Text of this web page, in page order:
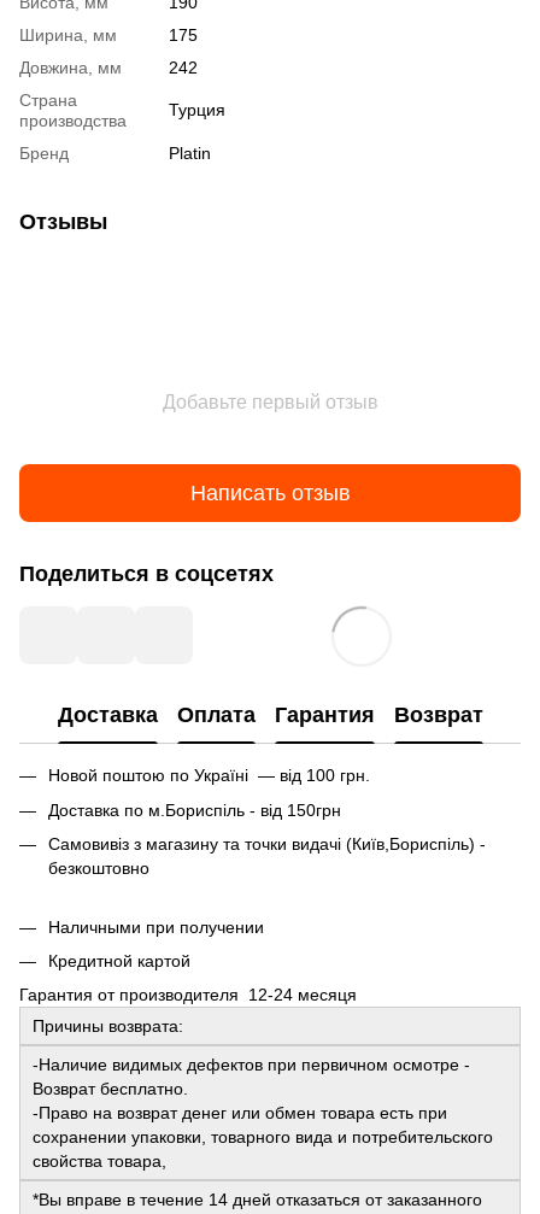
Ширина, мм
175
Довжина, мм
242
Страна
производства
Турция
Бренд Platin
Отзывы
Добавьте первый отзыв
Написать отзыв
Поделиться в соцсетях
Доставка Оплата Гарантия Возврат
Новой поштою по Україні — від 100 грн.
Доставка по м.Бориспіль - від 150грн
Самовивіз з магазину та точки видачі (Київ,Бориспіль) -
безкоштовно
Наличными при получении
Кредитной картой
Гарантия от производителя 12-24 месяця
Причины возврата:
-Наличие видимых дефектов при первичном осмотре -
Возврат бесплатно.
-Право на возврат денег или обмен товара есть при
сохранении упаковки, товарного вида и потребительского
свойства товара,
*Вы вправе в течение 14 дней отказаться от заказанного